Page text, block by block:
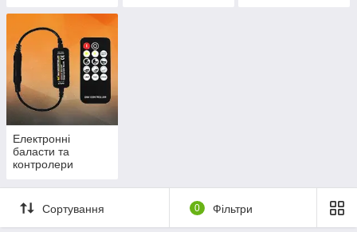
Електронні
баласти та
контролери
Сортування 0 Фільтри